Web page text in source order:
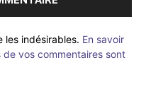
les indésirables. En savoir
vos commentaires sont